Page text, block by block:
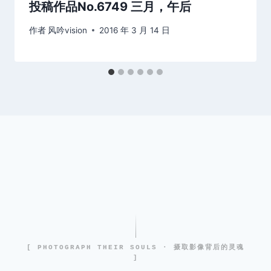
投稿作品No.6749 三月，午后
作者 风吟vision 2016 年 3 月 14 日
[ PHOTOGRAPH THEIR SOULS · 摄取影像背后的灵魂
]